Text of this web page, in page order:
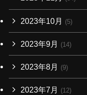
2023年10月 (5)
2023年9月 (14)
2023年8月 (9)
2023年7月 (12)